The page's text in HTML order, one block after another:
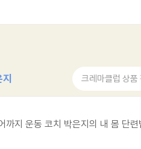
크레마클럽 상품
까지 운동 코치 박은지의 내 몸 단련